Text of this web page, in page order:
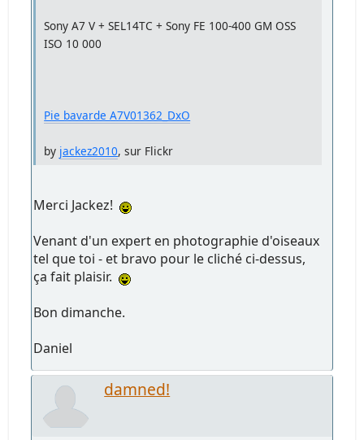
Sony A7 V + SEL14TC + Sony FE 100-400 GM OSS
ISO 10 000
Pie bavarde A7V01362_DxO
by jackez2010, sur Flickr
Merci Jackez!
Venant d'un expert en photographie d'oiseaux
tel que toi - et bravo pour le cliché ci-dessus,
ça fait plaisir.
Bon dimanche.
Daniel
damned!